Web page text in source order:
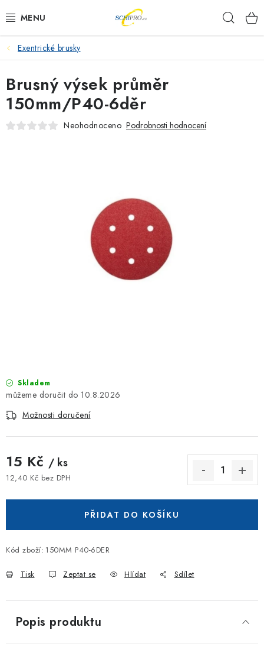
na
AKU NÁŘADÍ
ELEKTRICKÉ NÁŘADÍ
PŘÍSLUŠENSTVÍ
Exentrické brusky
Skladem
10.8.2026
Možnosti doručení
15 Kč / ks
12,40 Kč bez DPH
PŘIDAT DO KOŠÍKU
Kód zboží: 150MM P40-6DER
Tisk Zeptat se Hlídat Sdílet
Brusný výsek průměr
150mm/P40-6děr
Neohodnoceno Podrobnosti hodnocení
Popis produktu